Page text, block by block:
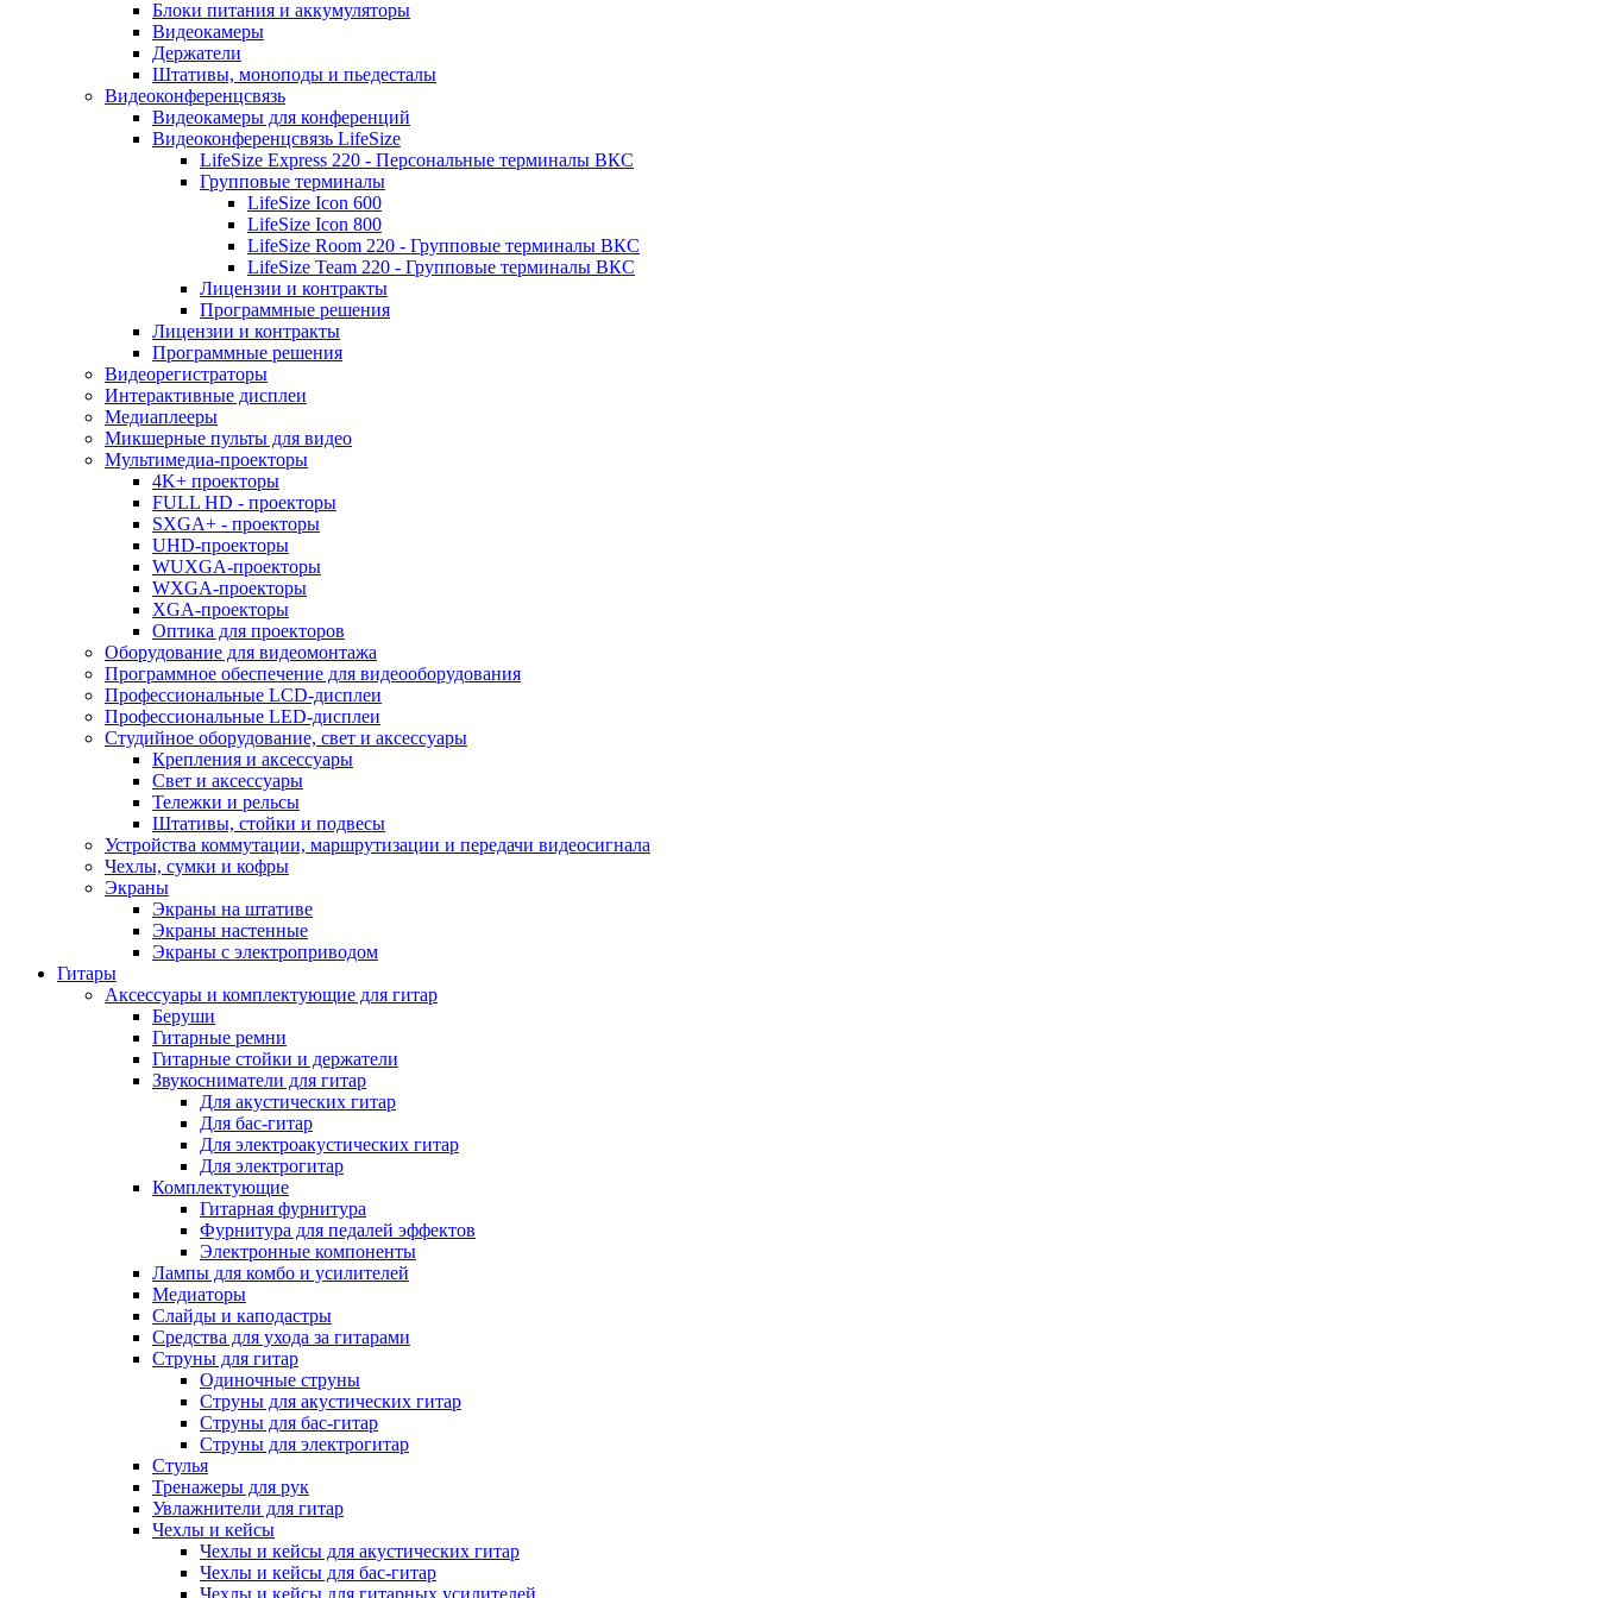
Блоки питания и аккумуляторы
Видеокамеры
Держатели
Штативы, моноподы и пьедесталы
Видеоконференцсвязь
Видеокамеры для конференций
Видеоконференцсвязь LifeSize
LifeSize Express 220 - Персональные терминалы ВКС
Групповые терминалы
LifeSize Icon 600
LifeSize Icon 800
LifeSize Room 220 - Групповые терминалы ВКС
LifeSize Team 220 - Групповые терминалы ВКС
Лицензии и контракты
Программные решения
Лицензии и контракты
Программные решения
Видеорегистраторы
Интерактивные дисплеи
Медиаплееры
Микшерные пульты для видео
Мультимедиа-проекторы
4K+ проекторы
FULL HD - проекторы
SXGA+ - проекторы
UHD-проекторы
WUXGA-проекторы
WXGA-проекторы
XGA-проекторы
Оптика для проекторов
Оборудование для видеомонтажа
Программное обеспечение для видеооборудования
Профессиональные LCD-дисплеи
Профессиональные LED-дисплеи
Студийное оборудование, свет и аксессуары
Крепления и аксессуары
Свет и аксессуары
Тележки и рельсы
Штативы, стойки и подвесы
Устройства коммутации, маршрутизации и передачи видеосигнала
Чехлы, сумки и кофры
Экраны
Экраны на штативе
Экраны настенные
Экраны с электроприводом
Гитары
Аксессуары и комплектующие для гитар
Беруши
Гитарные ремни
Гитарные стойки и держатели
Звукосниматели для гитар
Для акустических гитар
Для бас-гитар
Для электроакустических гитар
Для электрогитар
Комплектующие
Гитарная фурнитура
Фурнитура для педалей эффектов
Электронные компоненты
Лампы для комбо и усилителей
Медиаторы
Слайды и каподастры
Средства для ухода за гитарами
Струны для гитар
Одиночные струны
Струны для акустических гитар
Струны для бас-гитар
Струны для электрогитар
Стулья
Тренажеры для рук
Увлажнители для гитар
Чехлы и кейсы
Чехлы и кейсы для акустических гитар
Чехлы и кейсы для бас-гитар
Чехлы и кейсы для гитарных усилителей